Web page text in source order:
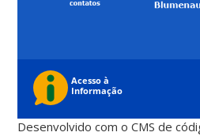
Desenvolvido com o CMS de